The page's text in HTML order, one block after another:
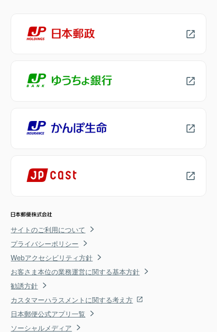
サイトのご利用について
プライバシーポリシー
Webアクセシビリティ方針
お客さま本位の業務運営に関する基本方針
勧誘方針
カスタマーハラスメントに関する考え方
日本郵便公式アプリ一覧
ソーシャルメディア